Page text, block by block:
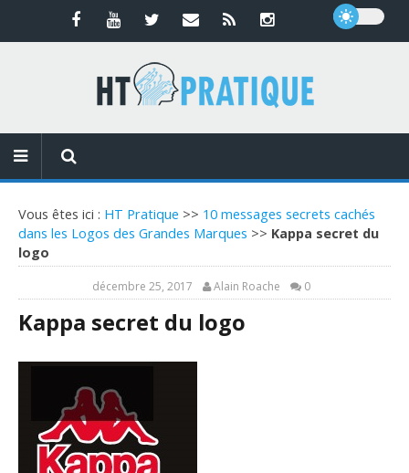
Vous êtes ici : HT Pratique >> 10 messages secrets cachés
dans les Logos des Grandes Marques >> Kappa secret du
logo
décembre 25, 2017 Alain Roache 0
Kappa secret du logo